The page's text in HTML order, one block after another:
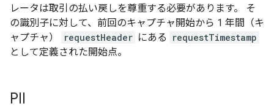
レータは取引の払い戻しを尊重する必要があります。 そ
の識別子に対して、前回のキャプチャ開始から 1 年間（キ
ャプチャ）
requestHeader にある
requestTimestamp
として定義された開始点。
PII